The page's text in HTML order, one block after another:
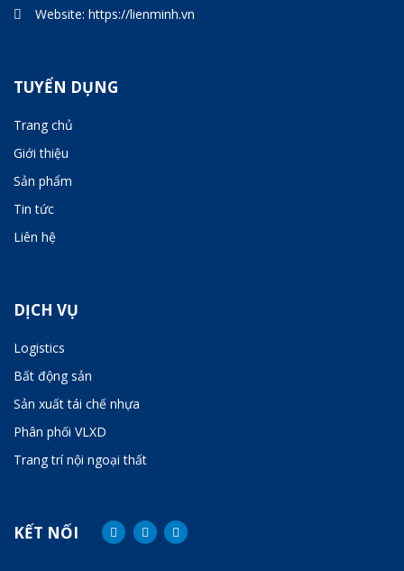
Website: https://lienminh.vn
TUYỂN DỤNG
Trang chủ
Giới thiệu
Sản phẩm
Tin tức
Liên hệ
DỊCH VỤ
Logistics
Bất động sản
Sản xuất tái chế nhựa
Phân phối VLXD
Trang trí nội ngoại thất
KẾT NỐI